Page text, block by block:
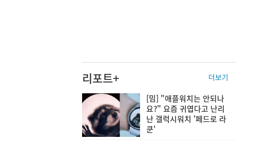
리포트+ 더보기
[밈] "애플워치는 안되나
요?" 요즘 귀엽다고 난리
난 갤럭시워치 '페드로 라
쿤'